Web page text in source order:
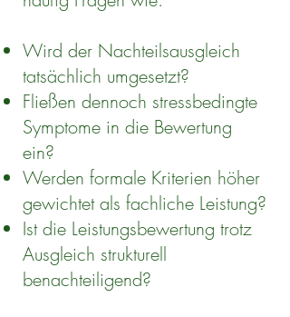
Wird der Nachteilsausgleich
tatsächlich umgesetzt?
Fließen dennoch stressbedingte
Symptome in die Bewertung
ein?
Werden formale Kriterien höher
gewichtet als fachliche Leistung?
Ist die Leistungsbewertung trotz
Ausgleich strukturell
benachteiligend?